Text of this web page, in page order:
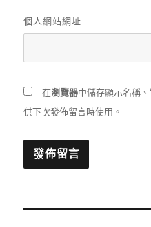
個人網站網址
在瀏覽器中儲存顯示名稱
供下次發佈留言時使用。